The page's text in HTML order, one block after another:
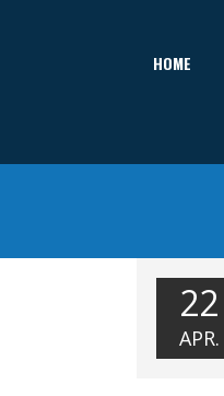
HOME
22
APR.